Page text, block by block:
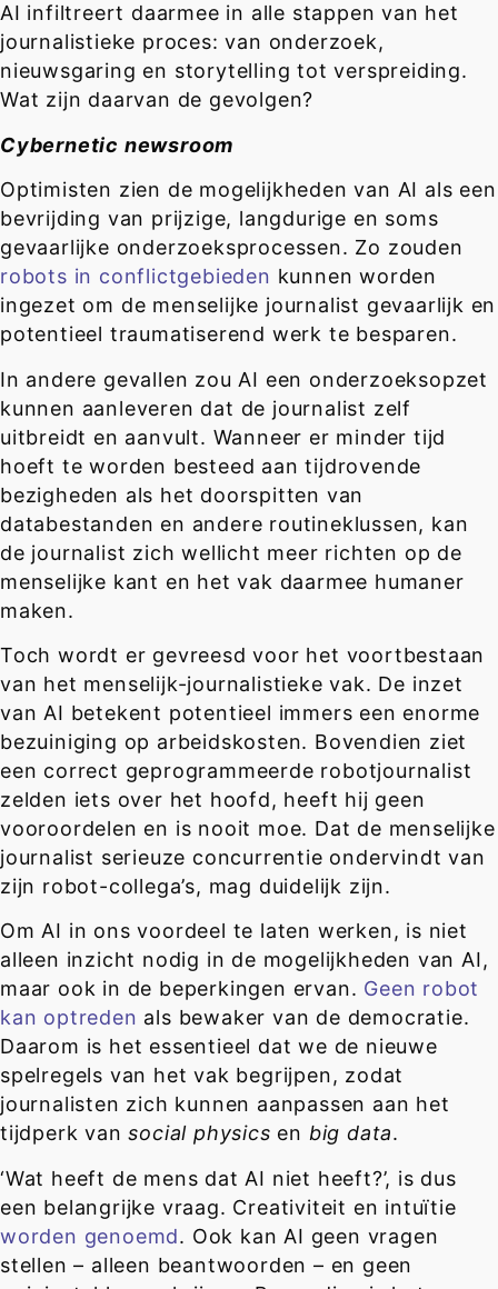
AI infiltreert daarmee in alle stappen van het
journalistieke proces: van onderzoek,
nieuwsgaring en storytelling tot verspreiding.
Wat zijn daarvan de gevolgen?
Cybernetic newsroom
Optimisten zien de mogelijkheden van AI als een
bevrijding van prijzige, langdurige en soms
gevaarlijke onderzoeksprocessen. Zo zouden
robots in conflictgebieden kunnen worden
ingezet om de menselijke journalist gevaarlijk en
potentieel traumatiserend werk te besparen.
In andere gevallen zou AI een onderzoeksopzet
kunnen aanleveren dat de journalist zelf
uitbreidt en aanvult. Wanneer er minder tijd
hoeft te worden besteed aan tijdrovende
bezigheden als het doorspitten van
databestanden en andere routineklussen, kan
de journalist zich wellicht meer richten op de
menselijke kant en het vak daarmee humaner
maken.
Toch wordt er gevreesd voor het voortbestaan
van het menselijk-journalistieke vak. De inzet
van AI betekent potentieel immers een enorme
bezuiniging op arbeidskosten. Bovendien ziet
een correct geprogrammeerde robotjournalist
zelden iets over het hoofd, heeft hij geen
vooroordelen en is nooit moe. Dat de menselijke
journalist serieuze concurrentie ondervindt van
zijn robot-collega’s, mag duidelijk zijn.
Om AI in ons voordeel te laten werken, is niet
alleen inzicht nodig in de mogelijkheden van AI,
maar ook in de beperkingen ervan. Geen robot
kan optreden als bewaker van de democratie.
Daarom is het essentieel dat we de nieuwe
spelregels van het vak begrijpen, zodat
journalisten zich kunnen aanpassen aan het
tijdperk vansocial physics en big data.
‘Wat heeft de mens dat AI niet heeft?’, is dus
een belangrijke vraag. Creativiteit en intuïtie
worden genoemd. Ook kan AI geen vragen
stellen – alleen beantwoorden – en geen